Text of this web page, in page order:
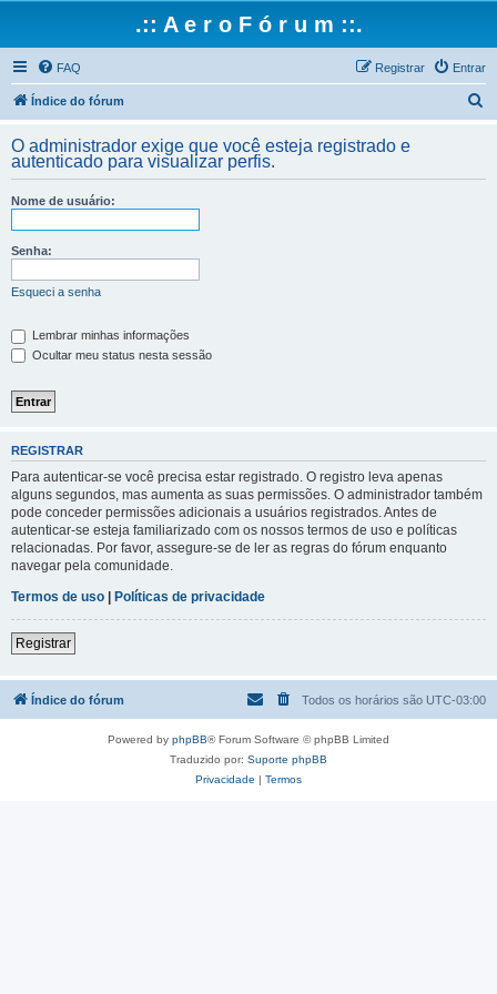
.:: A e r o F ó r u m ::.
FAQ Entrar
Registrar
Índice do fórum
q
O administrador exige que você esteja registrado e
autenticado para visualizar perfis.
Nome de usuário:
Senha:
Esqueci a senha
Lembrar minhas informações
Ocultar meu status nesta sessão
REGISTRAR
Para autenticar-se você precisa estar registrado. O registro leva apenas
alguns segundos, mas aumenta as suas permissões. O administrador também
pode conceder permissões adicionais a usuários registrados. Antes de
autenticar-se esteja familiarizado com os nossos termos de uso e políticas
relacionadas. Por favor, assegure-se de ler as regras do fórum enquanto
navegar pela comunidade.
Termos de uso | Políticas de privacidade
Registrar
Índice do fórum Todos os horários são UTC-03:00
Powered by phpBB® Forum Software © phpBB Limited
Traduzido por: Suporte phpBB
Privacidade | Termos